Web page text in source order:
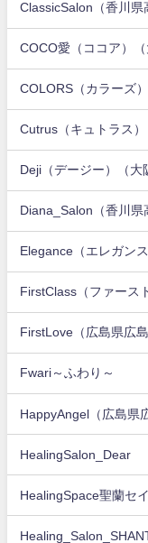
ClassicSalon（香川県
COCO愛（ココア）（
COLORS（カラーズ
Cutrus（キュトラス）
Deji（デージー）（大
Diana_Salon（香川県
Elegance（エレガン
FirstClass（ファース
FirstLove（広島県広島
Fwari～ふわり～
HappyAngel（広島県
HealingSalon_Dear
HealingSpace聖蘭セ